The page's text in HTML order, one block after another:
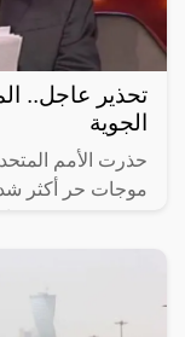
تحذير عاجل..
الجوية
حذرت الأمم
موجات حر أكثر
الشمالي من الكرة